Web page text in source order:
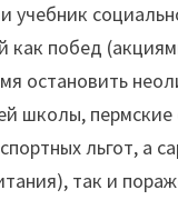
учебник
как побед
остановить
школы, пермские
льгот, а
так и